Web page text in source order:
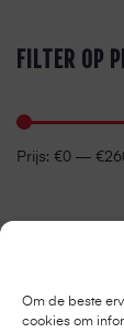
Om de beste
cookies om
FILTER OP
Prijs: €0 —